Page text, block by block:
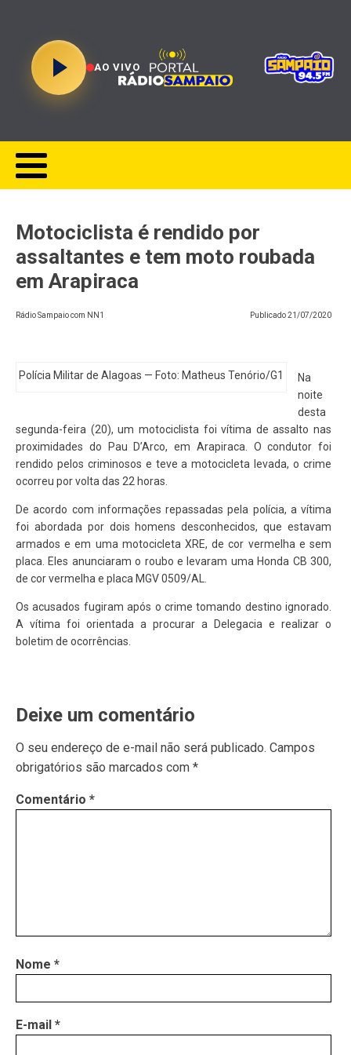
AO VIVO
Motociclista é rendido por
assaltantes e tem moto roubada
em Arapiraca
Rádio Sampaio com NN1 Publicado21/07/2020
Polícia Militar de Alagoas — Foto: Matheus Tenório/G1
Na
noite
desta
segunda-feira (20), um motociclista foi vítima de assalto nas
proximidades do Pau D’Arco, em Arapiraca. O condutor foi
rendido pelos criminosos e teve a motocicleta levada, o crime
ocorreu por volta das 22 horas.
De acordo com informações repassadas pela polícia, a vítima
foi abordada por dois homens desconhecidos, que estavam
armados e em uma motocicleta XRE, de cor vermelha e sem
placa. Eles anunciaram o roubo e levaram uma Honda CB 300,
de cor vermelha e placa MGV 0509/AL.
Os acusados fugiram após o crime tomando destino ignorado.
A vítima foi orientada a procurar a Delegacia e realizar o
boletim de ocorrências.
Deixe um comentário
O seu endereço de e-mail não será publicado. Campos
obrigatórios são marcados com *
Comentário *
Nome *
E-mail *